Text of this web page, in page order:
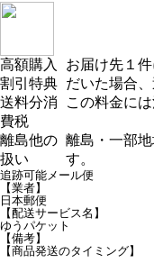
高額購入
割引特典
お届け先１
だいた場合
送料分消
費税
この料金に
離島他の
扱い
離島・一部
す。
追跡可能メール便
【業者】
日本郵便
【配送サービス名】
ゆうパケット
【備考】
【商品発送のタイミング】